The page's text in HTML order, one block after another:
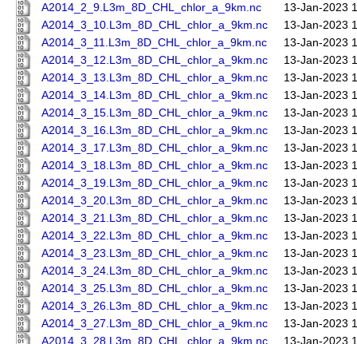
A2014_2_9.L3m_8D_CHL_chlor_a_9km.nc
13-Jan-2023
A2014_3_10.L3m_8D_CHL_chlor_a_9km.nc
13-Jan-2023
A2014_3_11.L3m_8D_CHL_chlor_a_9km.nc
13-Jan-2023
A2014_3_12.L3m_8D_CHL_chlor_a_9km.nc
13-Jan-2023
A2014_3_13.L3m_8D_CHL_chlor_a_9km.nc
13-Jan-2023
A2014_3_14.L3m_8D_CHL_chlor_a_9km.nc
13-Jan-2023
A2014_3_15.L3m_8D_CHL_chlor_a_9km.nc
13-Jan-2023
A2014_3_16.L3m_8D_CHL_chlor_a_9km.nc
13-Jan-2023
A2014_3_17.L3m_8D_CHL_chlor_a_9km.nc
13-Jan-2023
A2014_3_18.L3m_8D_CHL_chlor_a_9km.nc
13-Jan-2023
A2014_3_19.L3m_8D_CHL_chlor_a_9km.nc
13-Jan-2023
A2014_3_20.L3m_8D_CHL_chlor_a_9km.nc
13-Jan-2023
A2014_3_21.L3m_8D_CHL_chlor_a_9km.nc
13-Jan-2023
A2014_3_22.L3m_8D_CHL_chlor_a_9km.nc
13-Jan-2023
A2014_3_23.L3m_8D_CHL_chlor_a_9km.nc
13-Jan-2023
A2014_3_24.L3m_8D_CHL_chlor_a_9km.nc
13-Jan-2023
A2014_3_25.L3m_8D_CHL_chlor_a_9km.nc
13-Jan-2023
A2014_3_26.L3m_8D_CHL_chlor_a_9km.nc
13-Jan-2023
A2014_3_27.L3m_8D_CHL_chlor_a_9km.nc
13-Jan-2023
A2014_3_28.L3m_8D_CHL_chlor_a_9km.nc
13-Jan-2023